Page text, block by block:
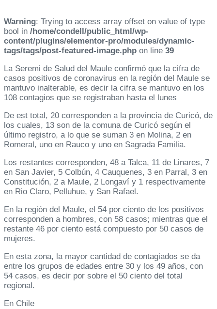
Warning: Trying to access array offset on value of type
bool in /home/condell/public_html/wp-
content/plugins/elementor-pro/modules/dynamic-
tags/tags/post-featured-image.php on line 39
La Seremi de Salud del Maule confirmó que la cifra de
casos positivos de coronavirus en la región del Maule se
mantuvo inalterable, es decir la cifra se mantuvo en los
108 contagios que se registraban hasta el lunes
De est total, 20 corresponden a la provincia de Curicó, de
los cuales, 13 son de la comuna de Curicó según el
último registro, a lo que se suman 3 en Molina, 2 en
Romeral, uno en Rauco y uno en Sagrada Familia.
Los restantes corresponden, 48 a Talca, 11 de Linares, 7
en San Javier, 5 Colbún, 4 Cauquenes, 3 en Parral, 3 en
Constitución, 2 a Maule, 2 Longaví y 1 respectivamente
en Rio Claro, Pelluhue, y San Rafael.
En la región del Maule, el 54 por ciento de los positivos
corresponden a hombres, con 58 casos; mientras que el
restante 46 por ciento está compuesto por 50 casos de
mujeres.
En esta zona, la mayor cantidad de contagiados se da
entre los grupos de edades entre 30 y los 49 años, con
54 casos, es decir por sobre el 50 ciento del total
regional.
En Chile